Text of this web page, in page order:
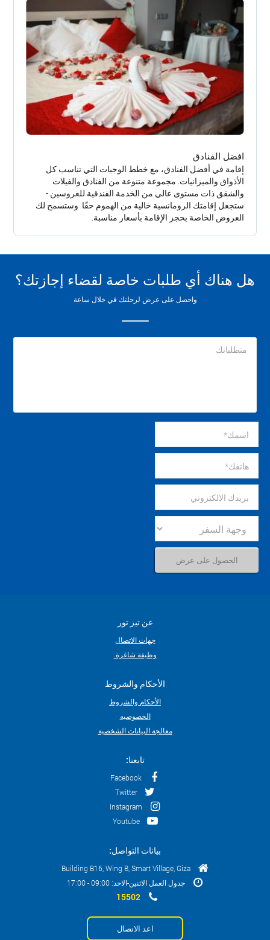
افضل الفنادق
إقامة في أفضل الفنادق، مع خطط الوجبات التي تناسب كل
الأذواق والميزانيات. مجموعة متنوعة من الفنادق والفيلات
والشقق ذات مستوى عالي من الخدمة الفندقية للعروسين -
ستجعل إقامتك الرومانسية خالية من الهموم حقًا. وستسمح لك
العروض الخاصة بحجز الإقامة بأسعار مناسبة.
هناك أي طلبات خاصة لقضاء إجازتك؟
واحصل على عرض لرحلتك في خلال ساعة
عن تيز تور
جهات الاتصال
وظيفة شاغرة.
الأحكام والشروط
الأحكام والشروط
الخصوصيه
معالجة البيانات الشخصية
Facebook
Twitter
Instagram
Youtube
بيانات التواصل:
Building B16, Wing B, Smart Village, Giza
جدول العمل الاثنين-الاحد: 09:00 - 17:00
15502
اعد الاتصال